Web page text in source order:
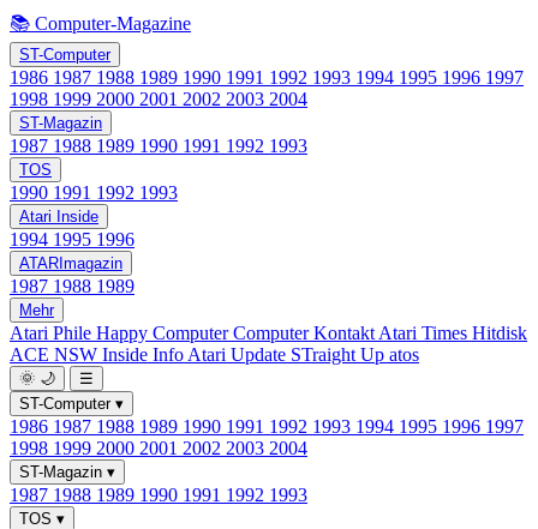
📚 Computer-Magazine
ST-Computer
1986 1987 1988 1989 1990 1991 1992 1993 1994 1995 1996 1997
1998 1999 2000 2001 2002 2003 2004
ST-Magazin
1987 1988 1989 1990 1991 1992 1993
TOS
1990 1991 1992 1993
Atari Inside
1994 1995 1996
ATARImagazin
1987 1988 1989
Mehr
Atari Phile Happy ComputerComputer Kontakt Atari Times Hitdisk
ACE NSW Inside Info Atari Update STraight Up atos
🌞 🌙
☰
ST-Computer ▾
1986 1987 1988 1989 1990 1991 1992 1993 1994 1995 1996 1997
1998 1999 2000 2001 2002 2003 2004
ST-Magazin ▾
1987 1988 1989 1990 1991 1992 1993
TOS ▾